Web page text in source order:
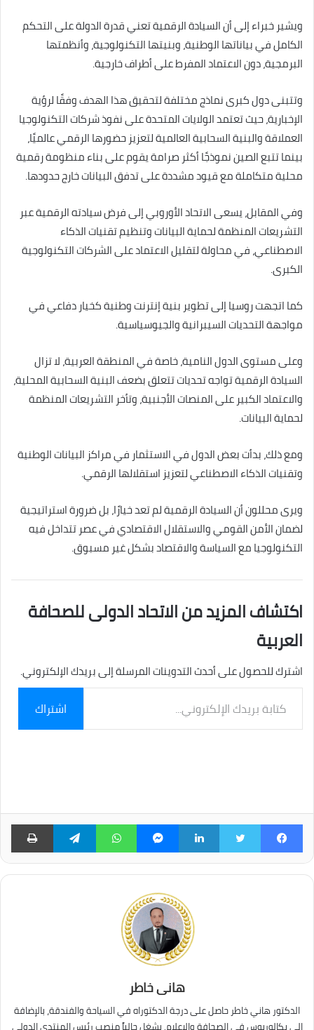
ويشير خبراء إلى أن السيادة الرقمية تعني قدرة الدولة على التحكم
الكامل في بياناتها الوطنية، وبنيتها التكنولوجية، وأنظمتها
البرمجية، دون الاعتماد المفرط على أطراف خارجية.
وتتبنى دول كبرى نماذج مختلفة لتحقيق هذا الهدف وفقًا لرؤية
الإخبارية، حيث تعتمد الولايات المتحدة على نفوذ شركات التكنولوجيا
العملاقة والبنية السحابية العالمية لتعزيز حضورها الرقمي عالميًا،
بينما تتبع الصين نموذجًا أكثر صرامة يقوم على بناء منظومة رقمية
محلية متكاملة مع قيود مشددة على تدفق البيانات خارج حدودها.
وفي المقابل، يسعى الاتحاد الأوروبي إلى فرض سيادته الرقمية عبر
التشريعات المنظمة لحماية البيانات وتنظيم تقنيات الذكاء
الاصطناعي، في محاولة لتقليل الاعتماد على الشركات التكنولوجية
الكبرى.
كما اتجهت روسيا إلى تطوير بنية إنترنت وطنية كخيار دفاعي في
مواجهة التحديات السيبرانية والجيوسياسية.
وعلى مستوى الدول النامية، خاصة في المنطقة العربية، لا تزال
السيادة الرقمية تواجه تحديات تتعلق بضعف البنية السحابية المحلية،
والاعتماد الكبير على المنصات الأجنبية، وتأخر التشريعات المنظمة
لحماية البيانات.
ومع ذلك، بدأت بعض الدول في الاستثمار في مراكز البيانات الوطنية
وتقنيات الذكاء الاصطناعي لتعزيز استقلالها الرقمي.
ويرى محللون أن السيادة الرقمية لم تعد خيارًا، بل ضرورة استراتيجية
لضمان الأمن القومي والاستقلال الاقتصادي في عصر تتداخل فيه
التكنولوجيا مع السياسة والاقتصاد بشكل غير مسبوق.
اكتشاف المزيد من الاتحاد الدولى للصحافة
العربية
اشترك للحصول على أحدث التدوينات المرسلة إلى بريدك الإلكتروني.
بريدك
الإلكتروني...
اشتراك
فيسبوك لينكدإن ماسنجر واتساب تيلقرام
هانى خاطر
الدكتور هاني خاطر حاصل على درجة الدكتوراه في السياحة والفندقة، بالإضافة
إلى بكالوريوس في الصحافة والإعلام. يشغل حالياً منصب رئيس المنتدى الدولى